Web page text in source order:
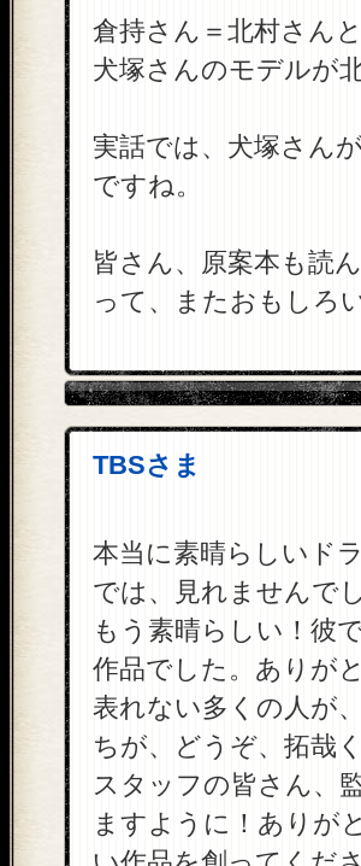
倉持さん＝北村さん
犬塚さんのモデルが
実話では、犬塚さん
ですね。
皆さん、原案本も読
って、またおもしろ
TBSさま
本当に素晴らしいド
では、見れませんで
もう素晴らしい！彼
作品でした。ありが
表れない多くの人が
ちが、どうぞ、拓哉
スタッフの皆さん、
ますように！ありが